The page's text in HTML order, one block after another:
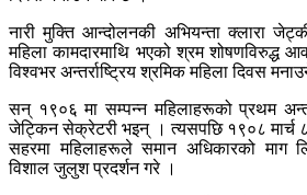
नारी मुक्ति आन्दोलनकी अभियन्ता क्लारा
महिला कामदारमाथि भएको श्रम शोषणविरुद्ध
विश्वभर अन्तर्राष्ट्रिय श्रमिक महिला दिवस
सन् १९०६ मा सम्पन्न महिलाहरूको प्रथम
जेट्किन सेक्रेटरी भइन् । त्यसपछि १९०८ मार्च
सहरमा महिलाहरूले समान अधिकारको माग
विशाल जुलुश प्रदर्शन गरे ।